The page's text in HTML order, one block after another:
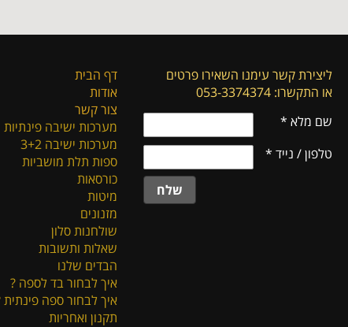
ליצירת קשר עימנו השאירו פרטים
או התקשרו: 053-3374374
שם מלא*
טלפון / נייד*
שלח
דף הבית
אודות
צור קשר
מערכות ישיבה פינתיות
מערכות ישיבה 3+2
ספות תלת מושביות
כורסאות
מיטות
מזנונים
שולחנות סלון
שאלות ותשובות
הבדים שלנו
איך לבחור בד לספה ?
איך לבחור ספה פינתית
תקנון ואחריות